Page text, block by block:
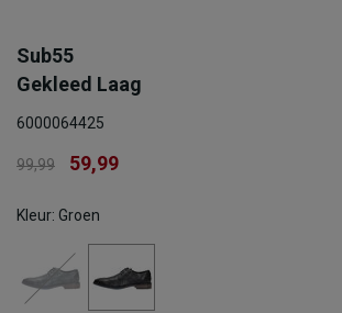
Sub55
Gekleed Laag
6000064425
99,99 59,99
Kleur: Groen